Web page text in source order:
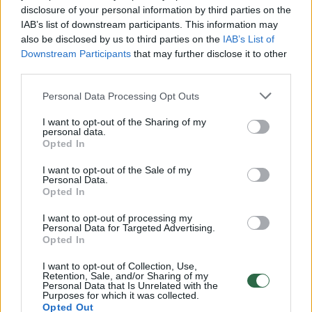
disclosure of your personal information by third parties on the
IAB’s list of downstream participants. This information may
also be disclosed by us to third parties on the IAB’s List of
Downstream Participants that may further disclose it to other
Personal Data Processing Opt Outs
I want to opt-out of the Sharing of my
personal data.
Opted In
I want to opt-out of the Sale of my
Personal Data.
Opted In
I want to opt-out of processing my
Personal Data for Targeted Advertising.
Opted In
I want to opt-out of Collection, Use,
Retention, Sale, and/or Sharing of my
Personal Data that Is Unrelated with the
Purposes for which it was collected.
Opted Out
00:00:49
Pateikė daugiau detalių apie iš tėvų paimtus šešis
vaikus: jiems kilusi grėsmė
00:00:30
Vaizdai iš tragiškos avarijos Vilniaus r.: dviejų moterų ir
vaiko gyvybių išgelbėti nepavyko
Žinios | Lietuvos diena
Nufilmavo, kaip patvino Vilniaus Vakarinis aplinkkelis:
vaizdas pribloškia
„Pagarba pirmajai premjerei“: pasidalijo jautriais